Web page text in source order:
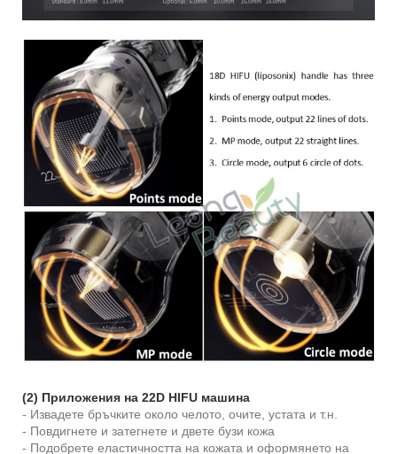
(2) Приложения на 22D HIFU машина
- Извадете бръчките около челото, очите, устата и т.н.
- Повдигнете и затегнете и двете бузи кожа
- Подобрете еластичността на кожата и оформянето на